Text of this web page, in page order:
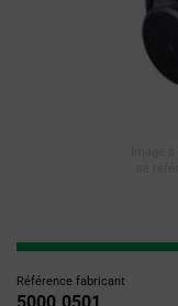
Référence fabricant